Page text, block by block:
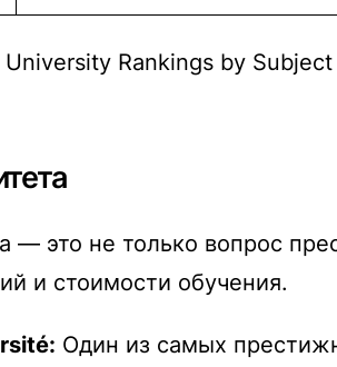
University Rankings by
— это не только вопрос
и стоимости обучения.
Один из самых